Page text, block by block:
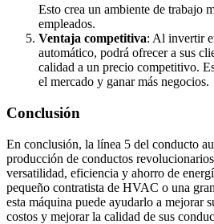
Esto crea un ambiente de trabajo
empleados.
Ventaja competitiva: Al invertir
automático, podrá ofrecer a sus
calidad a un precio competitivo.
el mercado y ganar más negocios.
Conclusión
En conclusión, la línea 5 del conducto
producción de conductos
versatilidad, eficiencia y ahorro de
pequeño contratista de HVAC o una
esta máquina puede ayudarlo a mejorar
costos y mejorar la calidad de sus